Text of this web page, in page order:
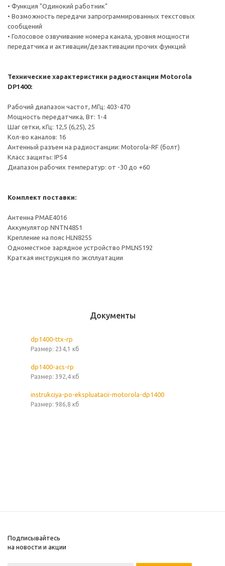
• Функция "Одинокий работник"
• Возможность передачи запрограммированных текстовых
сообщений
• Голосовое озвучивание номера канала, уровня мощности
передатчика и активации/дезактивации прочих функций
Технические характеристики радиостанции Motorola
DP1400:
Рабочий диапазон частот, МГц: 403-470
Мощность передатчика, Вт: 1-4
Шаг сетки, кГц: 12,5 (6,25), 25
Кол-во каналов: 16
Антенный разъем на радиостанции: Motorola-RF (болт)
Класс защиты: IP54
Диапазон рабочих температур: от -30 до +60
Комплект поставки:
Антенна PMAE4016
Аккумулятор NNTN4851
Крепление на пояс HLN8255
Одноместное зарядное устройство PMLN5192
Краткая инструкция по эксплуатации
Документы
dp1400-ttx-rp
Размер: 234,1 кб
dp1400-acs-rp
Размер: 392,4 кб
instrukciya-po-ekspluatacii-motorola-dp1400
Размер: 986,8 кб
Подписывайтесь
на новости и акции